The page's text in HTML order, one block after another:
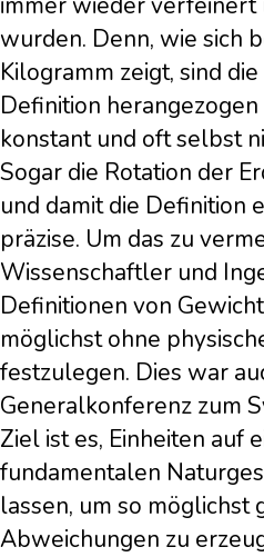
wurden. Denn, wie sich
Kilogramm zeigt, sind
Definition
konstant und oft selbst
Sogar die Rotation der
und damit die Definition
präzise. Um das zu
Wissenschaftler und
Definitionen von
möglichst ohne
festzulegen. Dies war
Generalkonferenz zum
Ziel ist es, Einheiten auf
fundamentalen
lassen, um so möglichst
Abweichungen zu